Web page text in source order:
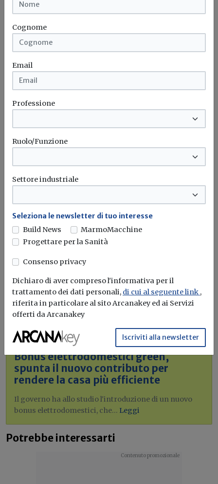
solo avvisi pertinenti;
Ottimizza la qualità dell'immagine in
condizioni di scarsa illuminazione.
Idrogeno verde, una soluzione per
l'energia del futuro. Ma oggi è ancora
troppo caro
L'obiettivo crescita sostenibile è raggiungibile
attraverso l'utilizzo dell'idrogeno verde. Ma al
momento... Leggi
Bonus elettrodomestici green,
spunta il nuovo contributo per
rendere la casa più efficiente
Il governo ha allo studio l'introduzione di un nuovo
bonus elettrodomestici, che... Leggi
Potrebbe interessarti
Cognome
Email
Professione
Ruolo/Funzione
Settore industriale
Seleziona le newsletter di tuo interesse
Build News
MarmoMacchine
Progettare per la Sanità
Consenso privacy
Dichiaro di aver compreso l'informativa per il
trattamento dei dati personali, di cui al seguente link ,
riferita in particolare al sito Arcanakey ed ai Servizi
offerti da Arcanakey
Iscriviti alla newsletter